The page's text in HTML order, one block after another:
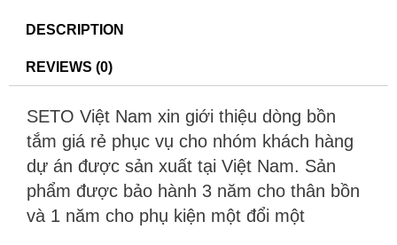
DESCRIPTION
REVIEWS (0)
SETO Việt Nam xin giới thiệu dòng bồn
tắm giá rẻ phục vụ cho nhóm khách hàng
dự án được sản xuất tại Việt Nam. Sản
phẩm được bảo hành 3 năm cho thân bồn
và 1 năm cho phụ kiện một đổi một